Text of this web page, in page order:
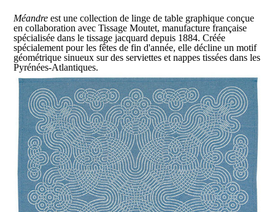
Méandre est une collection de linge de table graphique conçue
en collaboration avecTissage Moutet, manufacture française
spécialisée dans le tissage jacquard depuis 1884. Créée
spécialement pour les fêtes de fin d'année, elle décline un motif
géométrique sinueux sur des serviettes et nappes tissées dans les
Pyrénées-Atlantiques.